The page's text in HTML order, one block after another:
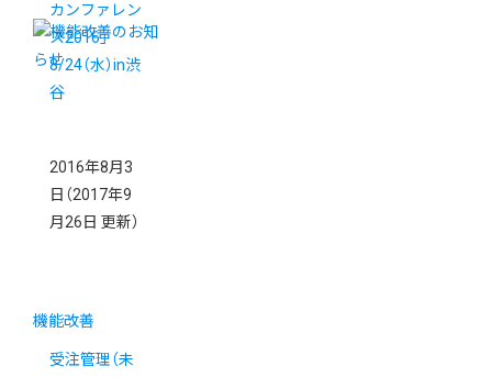
カンファレン
ス2016」
8/24（水）in渋
谷
2016年8月3
日 （2017年9
月26日 更新）
機能改善
受注管理（未